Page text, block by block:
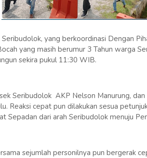
yang berkoordinasi Dengan
yang masih berumur 3 Tahun warga
sekira pukul 11:30 WIB.
Seribudolok AKP Nelson Manurung,
Reaksi cepat pun dilakukan sesua
Sepadan dari arah Seribudolok menuju
sejumlah personilnya pun bergerak